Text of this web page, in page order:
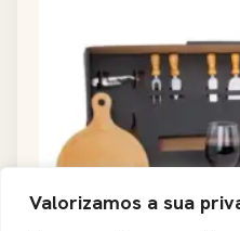
Valorizamos a sua